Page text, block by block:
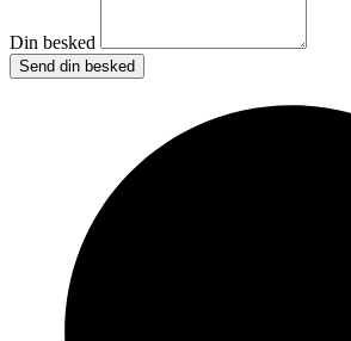
Din besked
Send din besked